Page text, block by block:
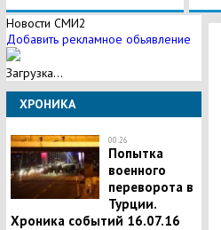
Новости СМИ2
Добавить рекламное обьявление
Загрузка...
ХРОНИКА
00:26
Попытка
военного
переворота в
Турции.
Хроника событий 16.07.16